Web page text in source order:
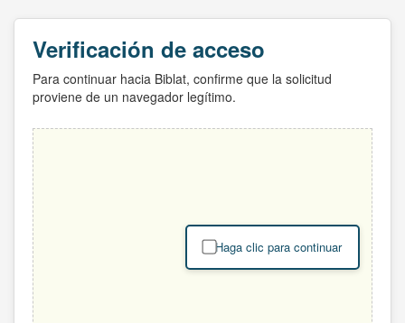
Verificación de acceso
Para continuar hacia Biblat, confirme que la solicitud
proviene de un navegador legítimo.
Haga clic para continuar